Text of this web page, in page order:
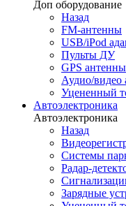
Доп оборудование
Назад
FM-антенны
USB/iPod
Пульты ДУ
GPS антенны
Аудио/видео
Уцененный
Автоэлектроника
Автоэлектроника
Назад
Системы
Радар-
Зарядные